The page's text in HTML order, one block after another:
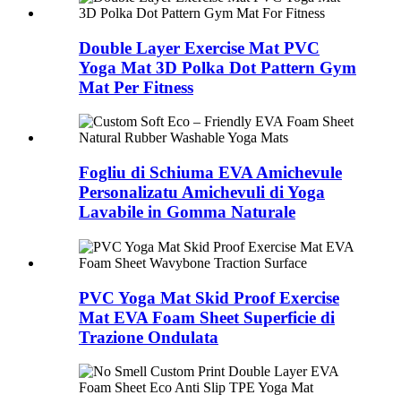
Double Layer Exercise Mat PVC
Yoga Mat 3D Polka Dot Pattern Gym
Mat Per Fitness
Fogliu di Schiuma EVA Amichevule
Personalizatu Amichevuli di Yoga
Lavabile in Gomma Naturale
PVC Yoga Mat Skid Proof Exercise
Mat EVA Foam Sheet Superficie di
Trazione Ondulata